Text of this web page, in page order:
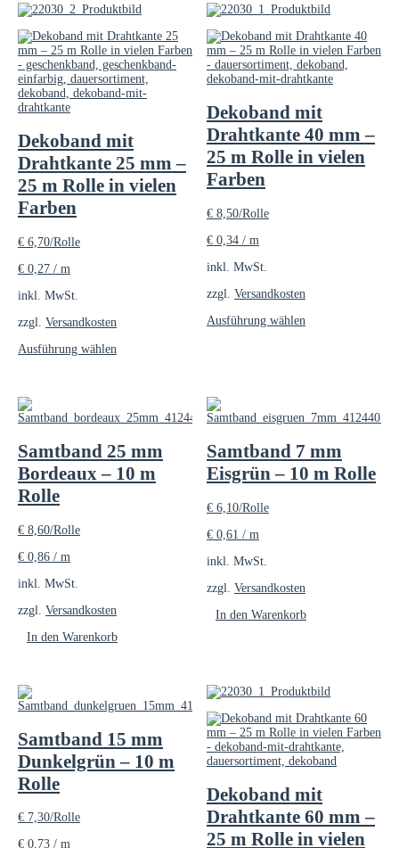
Dekoband mit
Drahtkante 25 mm –
25 m Rolle in vielen
Farben
€ 6,70/Rolle
€ 0,27 / m
inkl. MwSt.
zzgl. Versandkosten
Ausführung wählen
auf.
Optionen
können
auf
Dekoband mit
Drahtkante 40 mm –
25 m Rolle in vielen
Farben
€ 8,50/Rolle
€ 0,34 / m
inkl. MwSt.
zzgl. Versandkosten
Ausführung wählen
Optionen
auf
der
Produktseite
Samtband 25 mm
Bordeaux – 10 m
Rolle
€ 8,60/Rolle
€ 0,86 / m
inkl. MwSt.
zzgl. Versandkosten
In den Warenkorb
Samtband 7 mm
Eisgrün – 10 m Rolle
€ 6,10/Rolle
€ 0,61 / m
inkl. MwSt.
zzgl. Versandkosten
In den Warenkorb
Samtband 15 mm
Dunkelgrün – 10 m
Rolle
€ 7,30/Rolle
€ 0,73 / m
Dekoband mit
Drahtkante 60 mm –
25 m Rolle in vielen